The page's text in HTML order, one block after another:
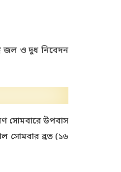
জল ও দুধ নিবেদন
সোমবারে উপবাস
সোমবার ব্রত (১৬